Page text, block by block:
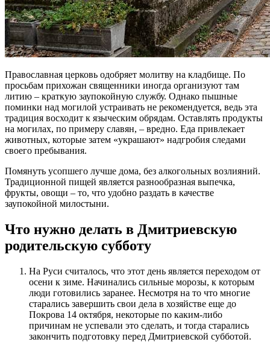
Православная церковь одобряет молитву на кладбище. По
просьбам прихожан священники иногда организуют там
литию – краткую заупокойную службу. Однако пышные
поминки над могилой устраивать не рекомендуется, ведь эта
традиция восходит к языческим обрядам. Оставлять продукты
на могилах, по примеру славян, – вредно. Еда привлекает
животных, которые затем «украшают» надгробия следами
своего пребывания.
Помянуть усопшего лучше дома, без алкогольных возлияний.
Традиционной пищей является разнообразная выпечка,
фрукты, овощи – то, что удобно раздать в качестве
заупокойной милостыни.
Что нужно делать в Дмитриевскую
родительскую субботу
На Руси считалось, что этот день является переходом от
осени к зиме. Начинались сильные морозы, к которым
люди готовились заранее. Несмотря на то что многие
старались завершить свои дела в хозяйстве еще до
Покрова 14 октября, некоторые по каким-либо
причинам не успевали это сделать, и тогда старались
закончить подготовку перед Дмитриевской субботой.